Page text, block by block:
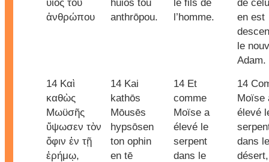
υἱὸς τοῦ
ἀνθρώπου
huios tou
anthrōpou.
le fils de
l’homme.
de
en est
le
Adam.
14 Καὶ
καθὼς
Μωϋσῆς
ὕψωσεν τὸν
ὄφιν ἐν τῇ
ἐρήμῳ,
14 Kai
kathōs
Mōusēs
hypsōsen
ton ophin
en tē
14 Et
comme
Moïse a
élevé le
serpent
dans le
14
Moïse
élevé
dans le